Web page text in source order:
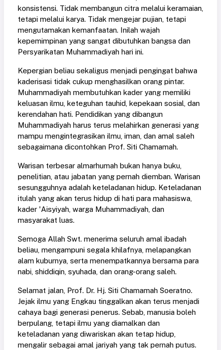
konsistensi. Tidak membangun citra melalui keramaian,
tetapi melalui karya. Tidak mengejar pujian, tetapi
mengutamakan kemanfaatan. Inilah wajah
kepemimpinan yang sangat dibutuhkan bangsa dan
Persyarikatan Muhammadiyah hari ini.
Kepergian beliau sekaligus menjadi pengingat bahwa
kaderisasi tidak cukup menghasilkan orang pintar.
Muhammadiyah membutuhkan kader yang memiliki
keluasan ilmu, keteguhan tauhid, kepekaan sosial, dan
kerendahan hati. Pendidikan yang dibangun
Muhammadiyah harus terus melahirkan generasi yang
mampu mengintegrasikan ilmu, iman, dan amal saleh
sebagaimana dicontohkan Prof. Siti Chamamah.
Warisan terbesar almarhumah bukan hanya buku,
penelitian, atau jabatan yang pernah diemban. Warisan
sesungguhnya adalah keteladanan hidup. Keteladanan
itulah yang akan terus hidup di hati para mahasiswa,
kader 'Aisyiyah, warga Muhammadiyah, dan
masyarakat luas.
Semoga Allah Swt. menerima seluruh amal ibadah
beliau, mengampuni segala khilafnya, melapangkan
alam kuburnya, serta menempatkannya bersama para
nabi, shiddiqin, syuhada, dan orang-orang saleh.
Selamat jalan, Prof. Dr. Hj. Siti Chamamah Soeratno.
Jejak ilmu yang Engkau tinggalkan akan terus menjadi
cahaya bagi generasi penerus. Sebab, manusia boleh
berpulang, tetapi ilmu yang diamalkan dan
keteladanan yang diwariskan akan tetap hidup,
mengalir sebagai amal jariyah yang tak pernah putus.